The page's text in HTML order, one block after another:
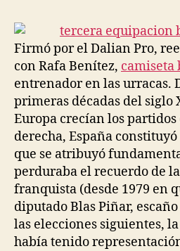
Firmó por el Dalian Pro,
con Rafa Benítez, camiseta
entrenador en las urracas.
primeras décadas del siglo
Europa crecían los
derecha, España
que se atribuyó
perduraba el recuerdo de
franquista (desde 1979 en
diputado Blas Piñar,
las elecciones siguientes,
había tenido